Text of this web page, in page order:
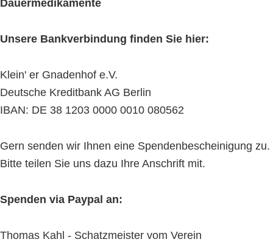
Dauermedikamente
Unsere Bankverbindung finden Sie hier:
Klein' er Gnadenhof e.V.
Deutsche Kreditbank AG Berlin
IBAN: DE 38 1203 0000 0010 080562
Gern senden wir Ihnen eine Spendenbescheinigung zu.
Bitte teilen Sie uns dazu Ihre Anschrift mit.
Spenden via Paypal an:
Thomas Kahl - Schatzmeister vom Verein